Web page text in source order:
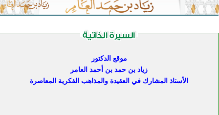
موقع الدكتور
زياد بن حمد بن أحمد العامر
الأستاذ المشارك في العقيدة والمذاهب الفكرية المعاصرة